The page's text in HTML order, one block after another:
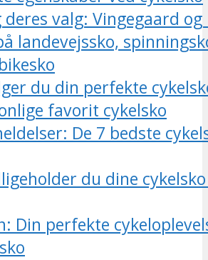
deres valg: Vingegaard og
landevejssko,
du din perfekte
favorit cykelsko
De 7 bedste
du dine
Din perfekte